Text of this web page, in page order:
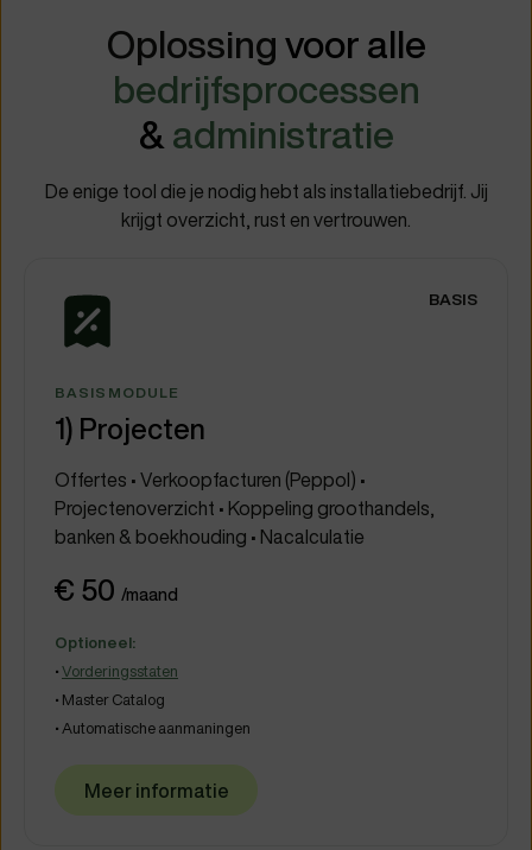
Oplossingvoor alle
bedrijfsprocessen
&administratie
De enige tool die je nodig hebt als installatiebedrijf. Jij
krijgt overzicht, rust en vertrouwen.
BASIS
BASISMODULE
1) Projecten
Offertes • Verkoopfacturen (Peppol) •
Projectenoverzicht • Koppeling groothandels,
banken & boekhouding • Nacalculatie
€ 50 /maand
Optioneel:
•Vorderingsstaten
• Master Catalog
• Automatische aanmaningen
Meer informatie